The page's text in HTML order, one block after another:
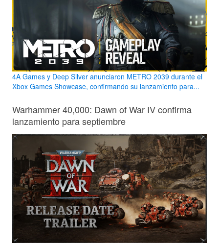
4A Games y Deep Silver anunciaron METRO 2039 durante el
Xbox Games Showcase, confirmando su lanzamiento para...
Warhammer 40,000: Dawn of War IV confirma
lanzamiento para septiembre